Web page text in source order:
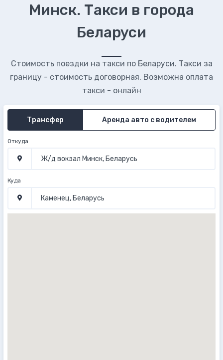
Минск. Такси в города
Беларуси
Стоимость поездки на такси по Беларуси. Такси за
границу - стоимость договорная. Возможна оплата
такси - онлайн
Трансфер Аренда авто с водителем
Откуда
Куда